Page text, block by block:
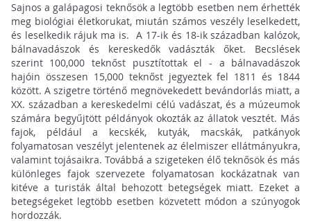
Sajnos a galápagosi teknősök a legtöbb esetben nem érhették
meg biológiai életkorukat, miután számos veszély leselkedett,
és leselkedik rájuk ma is. A 17-ik és 18-ik században kalózok,
bálnavadászok és kereskedők vadászták őket. Becslések
szerint 100,000 teknőst pusztítottak el - a bálnavadászok
hajóin összesen 15,000 teknőst jegyeztek fel 1811 és 1844
között. A szigetre történő megnövekedett bevándorlás miatt, a
XX. században a kereskedelmi célú vadászat, és a múzeumok
számára begyűjtött példányok okozták az állatok vesztét. Más
fajok, például a kecskék, kutyák, macskák, patkányok
folyamatosan veszélyt jelentenek az élelmiszer ellátmányukra,
valamint tojásaikra. Továbbá a szigeteken élő teknősök és más
különleges fajok szervezete folyamatosan kockázatnak van
kitéve a turisták által behozott betegségek miatt. Ezeket a
betegségeket legtöbb esetben közvetett módon a szúnyogok
hordozzák.